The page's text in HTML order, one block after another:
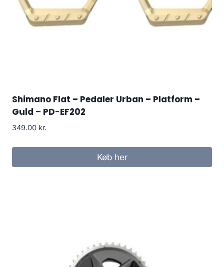
Shimano Flat – Pedaler Urban – Platform –
Guld – PD-EF202
349.00 kr.
Køb her